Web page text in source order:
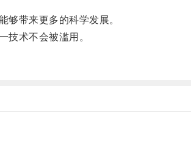
带来更多的科学发展。
术不会被滥用。